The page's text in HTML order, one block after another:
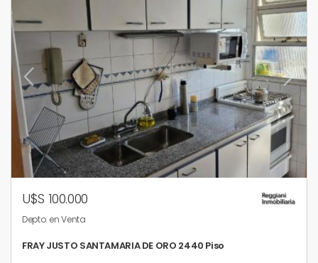
U$S 100.000
Depto. en Venta
FRAY JUSTO SANTAMARIA DE ORO 2440 Piso